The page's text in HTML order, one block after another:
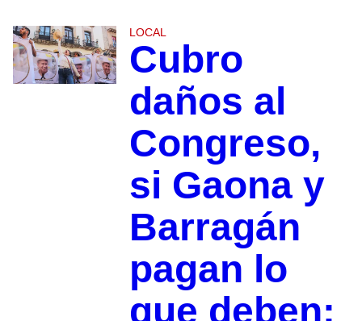
LOCAL
Cubro
daños al
Congreso,
si Gaona y
Barragán
pagan lo
que deben: